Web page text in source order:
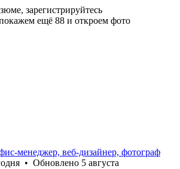
зарегистрируйтесь
ещё 88 и откроем фото
менеджер, веб-дизайнер, фотограф
• Обновлено 5 августа